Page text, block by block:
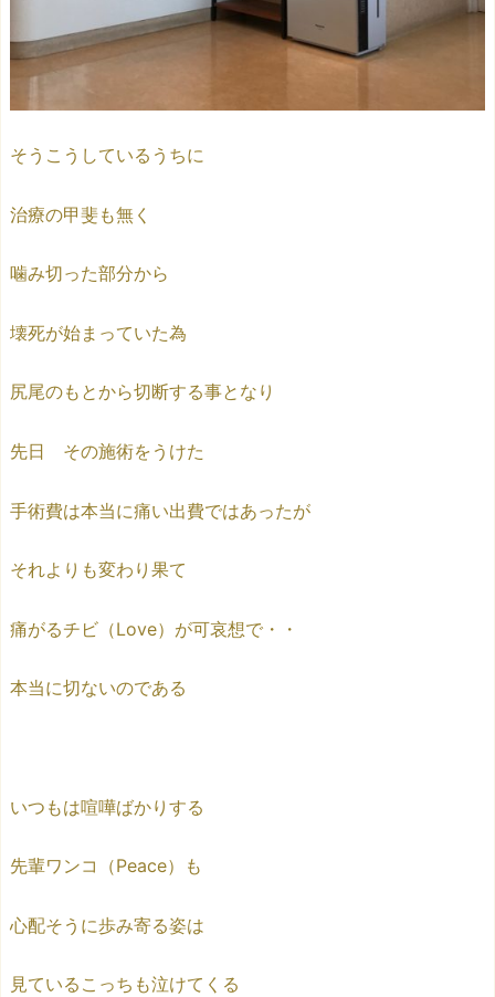
そうこうしているうちに
治療の甲斐も無く
噛み切った部分から
壊死が始まっていた為
尻尾のもとから切断する事となり
先日 その施術をうけた
手術費は本当に痛い出費ではあったが
それよりも変わり果て
痛がるチビ（Love）が可哀想で・・
本当に切ないのである
いつもは喧嘩ばかりする
先輩ワンコ（Peace）も
心配そうに歩み寄る姿は
見ているこっちも泣けてくる